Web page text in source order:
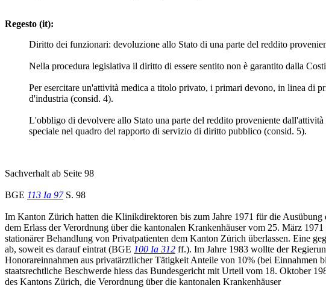
Regesto (it):
Diritto dei funzionari: devoluzione allo Stato di una parte del reddito
Nella procedura legislativa il diritto di essere sentito non è garantito dalla
Per esercitare un'attività medica a titolo privato, i primari devono, in linea di
d'industria (consid. 4).
L'obbligo di devolvere allo Stato una parte del reddito proveniente
speciale nel quadro del rapporto di servizio di diritto pubblico (consid. 5).
Sachverhalt ab Seite 98
BGE 113 Ia 97S. 98
Im Kanton Zürich hatten die Klinikdirektoren bis zum Jahre 1971 für die
dem Erlass der Verordnung über die kantonalen Krankenhäuser vom 25. März
stationärer Behandlung von Privatpatienten dem Kanton Zürich überlassen. Eine
ab, soweit es darauf eintrat (BGE 100 Ia 312 ff.). Im Jahre 1983 wollte der
Honorareinnahmen aus privatärztlicher Tätigkeit Anteile von 10% (bei Einnahmen
staatsrechtliche Beschwerde hiess das Bundesgericht mit Urteil vom 18. Oktober
des Kantons Zürich, die Verordnung über die kantonalen Krankenhäuser